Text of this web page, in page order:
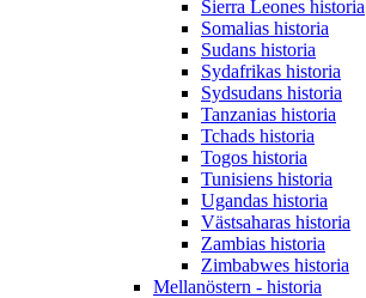
Sierra Leones historia
Somalias historia
Sudans historia
Sydafrikas historia
Sydsudans historia
Tanzanias historia
Tchads historia
Togos historia
Tunisiens historia
Ugandas historia
Västsaharas historia
Zambias historia
Zimbabwes historia
Mellanöstern - historia